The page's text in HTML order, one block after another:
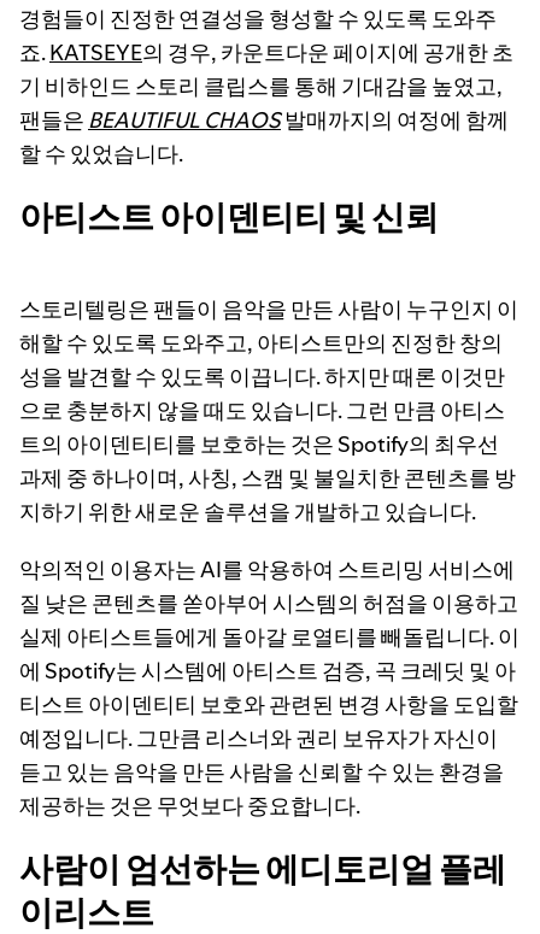
경험들이 진정한 연결성을 형성할 수 있도록 도와주
죠.KATSEYE의 경우, 카운트다운 페이지에 공개한 초
기 비하인드 스토리 클립스를 통해 기대감을 높였고,
팬들은 BEAUTIFUL CHAOS발매까지의 여정에 함께
할 수 있었습니다.
아티스트 아이덴티티 및 신뢰
스토리텔링은 팬들이 음악을 만든 사람이 누구인지 이
해할 수 있도록 도와주고, 아티스트만의 진정한 창의
성을 발견할 수 있도록 이끕니다. 하지만 때론 이것만
으로 충분하지 않을 때도 있습니다. 그런 만큼 아티스
트의 아이덴티티를 보호하는 것은 Spotify의 최우선
과제 중 하나이며, 사칭, 스캠 및 불일치한 콘텐츠를 방
지하기 위한 새로운 솔루션을 개발하고 있습니다.
악의적인 이용자는 AI를 악용하여 스트리밍 서비스에
질 낮은 콘텐츠를 쏟아부어 시스템의 허점을 이용하고
실제 아티스트들에게 돌아갈 로열티를 빼돌립니다. 이
에 Spotify는 시스템에 아티스트 검증, 곡 크레딧 및 아
티스트 아이덴티티 보호와 관련된 변경 사항을 도입할
예정입니다. 그만큼 리스너와 권리 보유자가 자신이
듣고 있는 음악을 만든 사람을 신뢰할 수 있는 환경을
제공하는 것은 무엇보다 중요합니다.
사람이 엄선하는 에디토리얼 플레
이리스트